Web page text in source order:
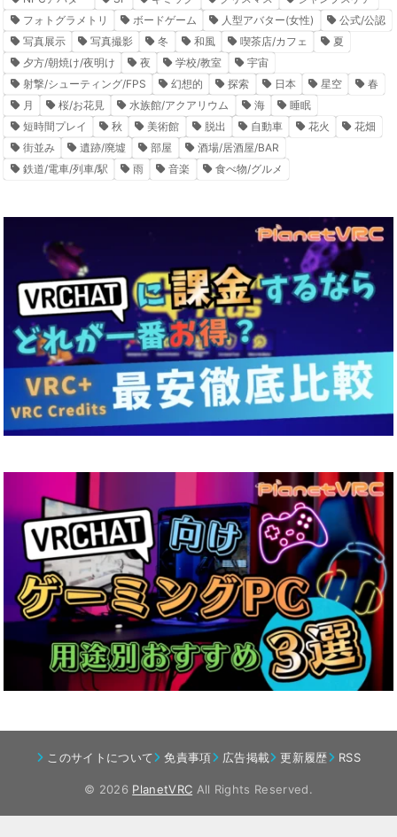
フォトグラメトリ
ボードゲーム 人型アバター(女性)
公式/公認
写真展示
写真撮影 冬 和風 喫茶店/カフェ
夏
夕方/朝焼け/夜明け
夜 学校/教室
宇宙
射撃/シューティング/FPS
幻想的 探索 日本 星空
春
月
桜/お花見 水族館/アクアリウム 海
睡眠
短時間プレイ
秋 美術館 脱出 自動車 花火
花畑
街並み
遺跡/廃墟 部屋
酒場/居酒屋/BAR
鉄道/電車/列車/駅
雨 音楽 食べ物/グルメ
このサイトについて 免責事項 広告掲載 更新履歴 RSS
© 2026 PlanetVRC All Rights Reserved.